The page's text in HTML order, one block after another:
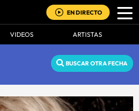
EN DIRECTO
VIDEOS ARTISTAS
BUSCAR OTRA FECHA